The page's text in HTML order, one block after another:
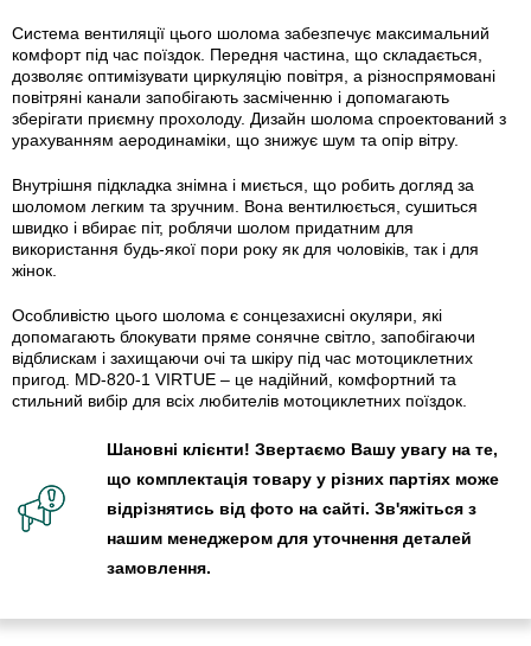
Система вентиляції цього шолома забезпечує максимальний
комфорт під час поїздок. Передня частина, що складається,
дозволяє оптимізувати циркуляцію повітря, а різноспрямовані
повітряні канали запобігають засміченню і допомагають
зберігати приємну прохолоду. Дизайн шолома спроектований з
урахуванням аеродинаміки, що знижує шум та опір вітру.
Внутрішня підкладка знімна і миється, що робить догляд за
шоломом легким та зручним. Вона вентилюється, сушиться
швидко і вбирає піт, роблячи шолом придатним для
використання будь-якої пори року як для чоловіків, так і для
жінок.
Особливістю цього шолома є сонцезахисні окуляри, які
допомагають блокувати пряме сонячне світло, запобігаючи
відблискам і захищаючи очі та шкіру під час мотоциклетних
пригод. MD-820-1 VIRTUE – це надійний, комфортний та
стильний вибір для всіх любителів мотоциклетних поїздок.
Шановні клієнти! Звертаємо Вашу увагу на те,
що комплектація товару у різних партіях може
відрізнятись від фото на сайті. Зв'яжіться з
нашим менеджером для уточнення деталей
замовлення.